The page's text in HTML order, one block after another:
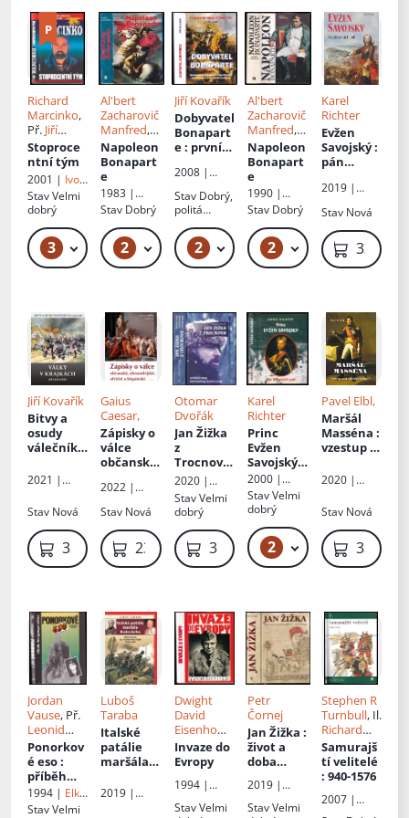
Richard
Marcinko,
Př. Jiří
Gojda
Stoproce
ntní tým
2001 | Ivo
Železný
StavVelmi
dobrý
3 159 Kč – 169 Kč
Al'bert
Zacharovič
Manfred,
Př.Vlasta
Boudyšov
á
Napoleon
Bonapart
e
1983 |
Svoboda
Stav Dobrý
2 49 Kč – 59 Kč
Jiří Kovařík
Dobyvatel
Bonapart
e: první
tažení
1796-1797
2008 |
Stav Dobrý,
politá
obálka
2 269 Kč – 299 Kč
Al'bert
Zacharovič
Manfred,
Př.Vlasta
Boudyšov
á
Napoleon
Bonapart
e
1990 |
Svoboda
Stav Dobrý
2 49 Kč
Karel
Richter
Evžen
Savojský:
pán
polí
2019 |
Stav Nová
339 Kč
Jiří Kovařík
Bitvy a
osudy
válečníků
krajkách :
(1709-
1748) - VII
2021 |
Stav Nová
339 Kč
Gaius
Caesar,
Zápisky o
válce
občanské,
jské,
africké a
hispánské
2022 |
VOJSKO -
knižní
distribuce
s.r.o.
Stav Nová
239 Kč
Otomar
Dvořák
Jan Žižka
z
Trocnova
: světla a
stíny
hejtmano
vy životní
cesty
2020 |
Lirego
StavVelmi
dobrý
369 Kč
Karel
Richter
Princ
Evžen
Savojský:
pán
bitevních
polí
2000 |
Akcent
StavVelmi
dobrý
2 319 Kč – 369 Kč
Pavel Elbl,
Maršál
Masséna :
vzestup a
"Miláčka
Vítězství"
2020 |
Rybníček -
vyd.Akcent
Stav Nová
339 Kč
Jordan
Vause, Př.
Leonid
Křížek,
Ivana
Rybecká
Ponorkov
é eso:
příběh
Wolfgang
a Lütha
1994 | Elka
Press
StavVelmi
Luboš
Taraba
Italské
patálie
maršála
o: první
válka za
2019 |
Dwight
David
Eisenhowe
r, Př.
Vladimír
Vařecha
Invaze do
Evropy
1994 |
vojsko
StavVelmi
Petr
Čornej
Jan Žižka:
život a
doba
o
válečníka
2019 |
StavVelmi
Stephen R
Turnbull, Il.
Richard
Hook
Samurajš
tí velitelé
: 940-1576
2007 |